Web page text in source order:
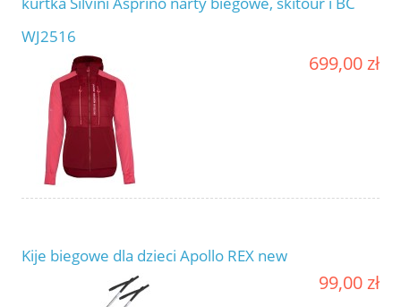
WJ2516
699,00 zł
Kije biegowe dla dzieci Apollo REX new
99,00 zł